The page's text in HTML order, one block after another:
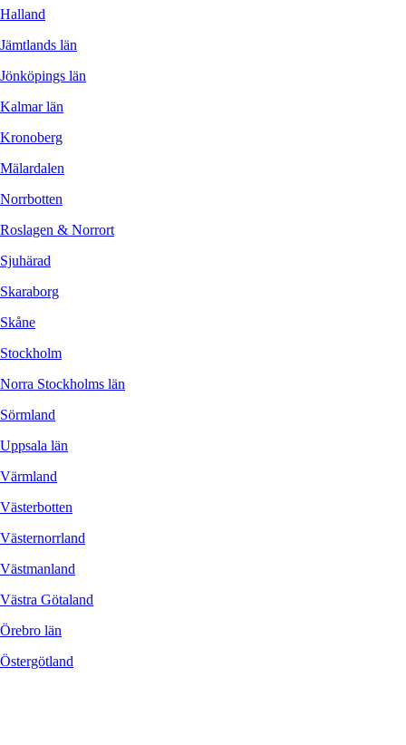
Halland
Jämtlands län
Jönköpings län
Kalmar län
Kronoberg
Mälardalen
Norrbotten
Roslagen & Norrort
Sjuhärad
Skaraborg
Skåne
Stockholm
Norra Stockholms län
Sörmland
Uppsala län
Värmland
Västerbotten
Västernorrland
Västmanland
Västra Götaland
Örebro län
Östergötland